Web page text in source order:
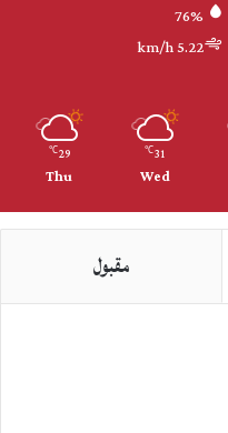
76%
5.22 km/h
31
℃
Wed
29
℃
Thu
مقبول